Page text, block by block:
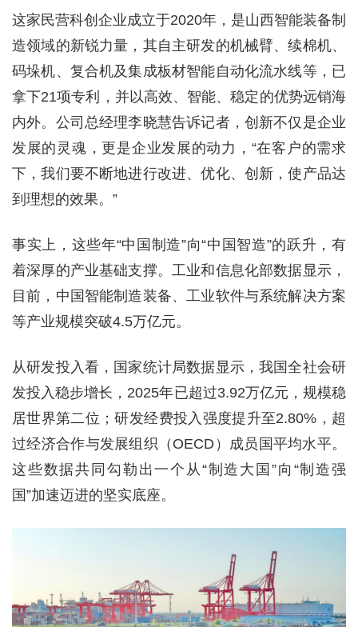
这家民营科创企业成立于2020年，是山西智能装备制
造领域的新锐力量，其自主研发的机械臂、续棉机、
码垛机、复合机及集成板材智能自动化流水线等，已
拿下21项专利，并以高效、智能、稳定的优势远销海
内外。公司总经理李晓慧告诉记者，创新不仅是企业
发展的灵魂，更是企业发展的动力，“在客户的需求
下，我们要不断地进行改进、优化、创新，使产品达
到理想的效果。”
事实上，这些年“中国制造”向“中国智造”的跃升，有
着深厚的产业基础支撑。工业和信息化部数据显示，
目前，中国智能制造装备、工业软件与系统解决方案
等产业规模突破4.5万亿元。
从研发投入看，国家统计局数据显示，我国全社会研
发投入稳步增长，2025年已超过3.92万亿元，规模稳
居世界第二位；研发经费投入强度提升至2.80%，超
过经济合作与发展组织（OECD）成员国平均水平。
这些数据共同勾勒出一个从“制造大国”向“制造强
国”加速迈进的坚实底座。